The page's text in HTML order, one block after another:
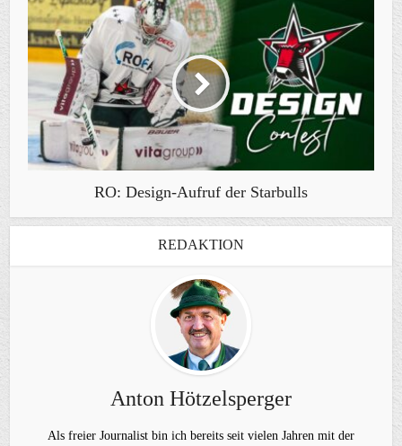
RO: Design-Aufruf der Starbulls
REDAKTION
Anton Hötzelsperger
Als freier Journalist bin ich bereits seit vielen Jahren mit der